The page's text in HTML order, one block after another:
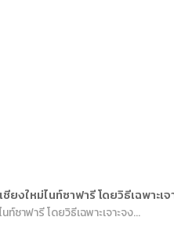
งใหม่ไนท์ซาฟารี โดยวิธีเฉพาะเจ
ซาฟารี โดยวิธีเฉพาะเจาะจง...